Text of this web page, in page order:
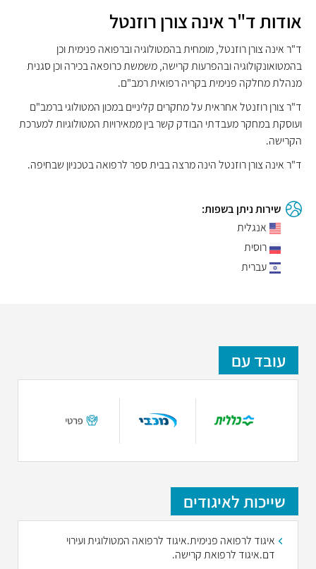
אודות ד"ר אינה צורן רוזנטל
ד"ר אינה צורן רוזנטל, מומחית בהמטולוגיה וברפואה פנימית וכן
בהמטואונקולוגיה ובהפרעות קרישה, משמשת כרופאה בכירה וכן סגנית
מנהלת מחלקה פנימית בקריה רפואית רמב"ם.
ד"ר צורן רוזנטל אחראית על מחקרים קליניים במכון המטולוגי ברמב"ם
ועוסקת במחקר מעבדתי הבודק קשר בין ממאירויות המטולוגיות למערכת
הקרישה.
ד"ר אינה צורן רוזנטל הינה מרצה בבית ספר לרפואה בטכניון שבחיפה.
שירות ניתן בשפות:
אנגלית
רוסית
עברית
עובד עם
שייכות לאיגודים
איגוד לרפואה פנימית.איגוד לרפואה המטולוגית ועירוי
דם.איגוד לרפואת קרישה.